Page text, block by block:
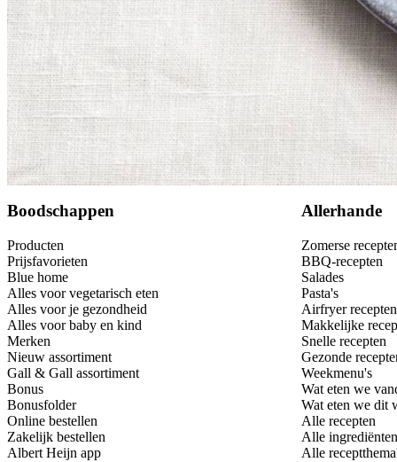
Boodschappen
Producten
Prijsfavorieten
Blue home
Alles voor vegetarisch eten
Alles voor je gezondheid
Alles voor baby en kind
Merken
Nieuw assortiment
Gall & Gall assortiment
Bonus
Bonusfolder
Online bestellen
Zakelijk bestellen
Albert Heijn app
Allerhande
Zomerse
BBQ-recepten
Salades
Pasta's
Airfryer recepten
Makkelijke
Snelle recepten
Gezonde
Weekmenu's
Wat eten we
Wat eten we dit
Alle recepten
Alle ingrediënten
Alle